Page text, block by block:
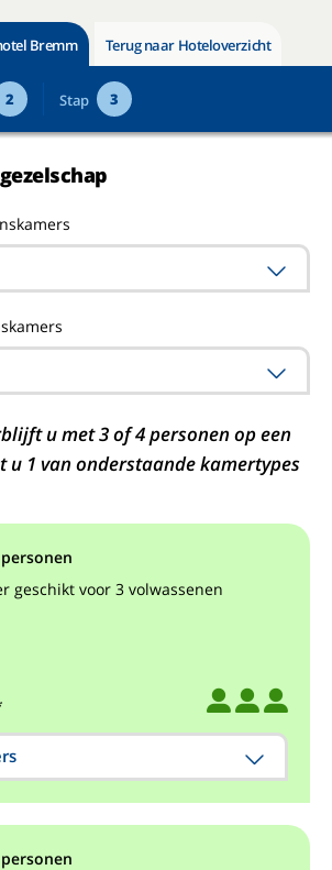
Bremm Terug naar Hoteloverzicht
2 Stap 3
u met 3 of 4 personen op een
u 1 van onderstaande kamertypes
geschikt voor 3 volwassenen